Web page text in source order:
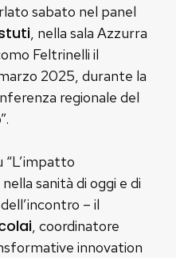
sabato nel panel
, nella sala Azzurra
Feltrinelli il
2025, durante la
regionale del
“L’impatto
sanità di oggi e di
– il
, coordinatore
innovation